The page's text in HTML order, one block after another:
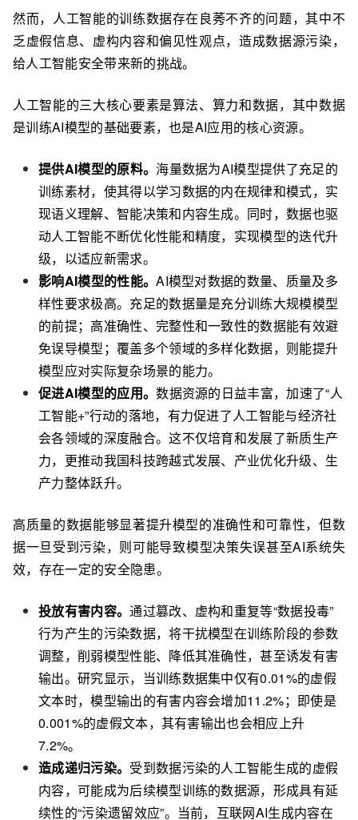
然而，人工智能的训练数据存在良莠不齐的问题，其中不
乏虚假信息、虚构内容和偏见性观点，造成数据源污染，
给人工智能安全带来新的挑战。
人工智能的三大核心要素是算法、算力和数据，其中数据
是训练AI模型的基础要素，也是AI应用的核心资源。
提供AI模型的原料。 海量数据为AI模型提供了充足的
训练素材，使其得以学习数据的内在规律和模式，实
现语义理解、智能决策和内容生成。同时，数据也驱
动人工智能不断优化性能和精度，实现模型的迭代升
级，以适应新需求。
影响AI模型的性能。AI模型对数据的数量、质量及多
样性要求极高。充足的数据量是充分训练大规模模型
的前提；高准确性、完整性和一致性的数据能有效避
免误导模型；覆盖多个领域的多样化数据，则能提升
模型应对实际复杂场景的能力。
促进AI模型的应用。数据资源的日益丰富，加速了“人
工智能+”行动的落地，有力促进了人工智能与经济社
会各领域的深度融合。这不仅培育和发展了新质生产
力，更推动我国科技跨越式发展、产业优化升级、生
产力整体跃升。
高质量的数据能够显著提升模型的准确性和可靠性，但数
据一旦受到污染，则可能导致模型决策失误甚至AI系统失
效，存在一定的安全隐患。
投放有害内容。通过篡改、虚构和重复等“数据投毒”
行为产生的污染数据，将干扰模型在训练阶段的参数
调整，削弱模型性能、降低其准确性，甚至诱发有害
输出。研究显示，当训练数据集中仅有0.01%的虚假
文本时，模型输出的有害内容会增加11.2%；即使是
0.001%的虚假文本，其有害输出也会相应上升
7.2%。
造成递归污染。 受到数据污染的人工智能生成的虚假
内容，可能成为后续模型训练的数据源，形成具有延
续性的“污染遗留效应”。当前，互联网AI生成内容在